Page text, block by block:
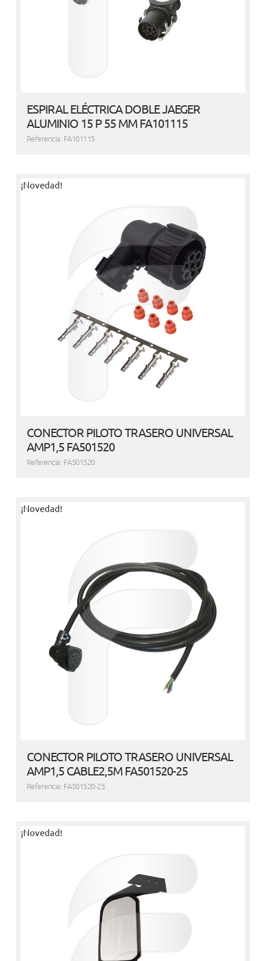
ESPIRAL ELÉCTRICA DOBLE JAEGER
ALUMINIO 15 P 55 MM FA101115
Referencia: FA101115
¡Novedad!
CONECTOR PILOTO TRASERO UNIVERSAL
AMP1,5 FA501520
Referencia: FA501520
¡Novedad!
CONECTOR PILOTO TRASERO UNIVERSAL
AMP1,5 CABLE2,5M FA501520-25
Referencia: FA501520-25
¡Novedad!